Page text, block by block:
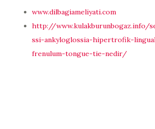
www.dilbagiameliyati.com
http://www.kulakburunbogaz.info/
ssi-ankyloglossia-hipertrofik-
frenulum-tongue-tie-nedir/